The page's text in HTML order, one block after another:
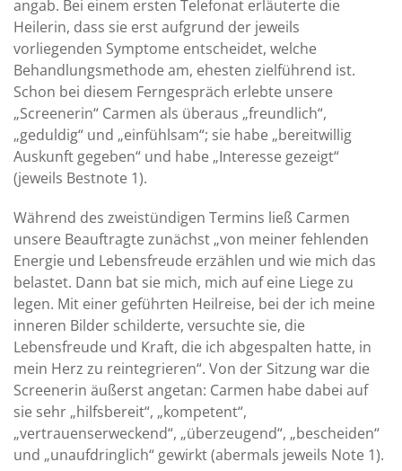
angab. Bei einem ersten Telefonat erläuterte die
Heilerin, dass sie erst aufgrund der jeweils
vorliegenden Symptome entscheidet, welche
Behandlungsmethode am, ehesten zielführend ist.
Schon bei diesem Ferngespräch erlebte unsere
„Screenerin“ Carmen als überaus „freundlich“,
„geduldig“ und „einfühlsam“; sie habe „bereitwillig
Auskunft gegeben“ und habe „Interesse gezeigt“
(jeweils Bestnote 1).
Während des zweistündigen Termins ließ Carmen
unsere Beauftragte zunächst „von meiner fehlenden
Energie und Lebensfreude erzählen und wie mich das
belastet. Dann bat sie mich, mich auf eine Liege zu
legen. Mit einer geführten Heilreise, bei der ich meine
inneren Bilder schilderte, versuchte sie, die
Lebensfreude und Kraft, die ich abgespalten hatte, in
mein Herz zu reintegrieren“. Von der Sitzung war die
Screenerin äußerst angetan: Carmen habe dabei auf
sie sehr „hilfsbereit“, „kompetent“,
„vertrauenserweckend“, „überzeugend“, „bescheiden“
und „unaufdringlich“ gewirkt (abermals jeweils Note 1).